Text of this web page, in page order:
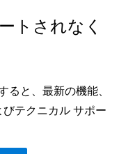
トされなく
と、最新の機能、
テクニカル サポー